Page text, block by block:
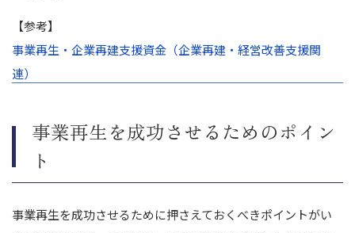
【参考】
事業再生・企業再建支援資金（企業再建・経営改善支援関
連）
事業再生を成功させるためのポイン
ト
事業再生を成功させるために押さえておくべきポイントがい